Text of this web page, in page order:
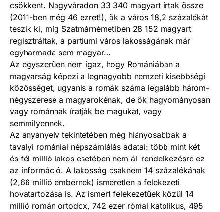
csökkent. Nagyváradon 33 340 magyart írtak össze
(2011-ben még 46 ezret!), ők a város 18,2 százalékát
teszik ki, míg Szatmárnémetiben 28 152 magyart
regisztráltak, a partiumi város lakosságának már
egyharmada sem magyar…
Az egyszerűen nem igaz, hogy Romániában a
magyarság képezi a legnagyobb nemzeti kisebbségi
közösséget, ugyanis a romák száma legalább három-
négyszerese a magyarokénak, de ők hagyományosan
vagy románnak íratják be magukat, vagy
semmilyennek.
Az anyanyelv tekintetében még hiányosabbak a
tavalyi romániai népszámlálás adatai: több mint két
és fél millió lakos esetében nem áll rendelkezésre ez
az információ. A lakosság csaknem 14 százalékának
(2,66 millió embernek) ismeretlen a felekezeti
hovatartozása is. Az ismert felekezetűek közül 14
millió román ortodox, 742 ezer római katolikus, 495